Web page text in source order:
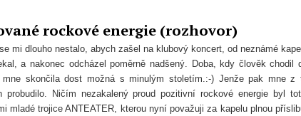
rockové energie (rozhovor)
mi dlouho nestalo, abych zašel na klubový koncert, od neznámé
a nakonec odcházel poměrně nadšený. Doba, kdy člověk chodil
skončila dost možná s minulým stoletím.:-) Jenže pak mne z
probudilo. Ničím nezakalený proud pozitivní rockové energie byl
mladé trojice ANTEATER, kterou nyní považuji za kapelu plnou